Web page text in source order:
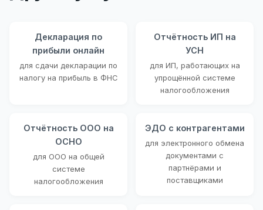
Декларация по
прибыли онлайн
для сдачи декларации по
налогу на прибыль в ФНС
Отчётность ИП на
УСН
для ИП, работающих на
упрощённой системе
налогообложения
Отчётность ООО на
ОСНО
для ООО на общей
системе
налогообложения
ЭДО с контрагентами
для электронного обмена
документами с
партнёрами и
поставщиками